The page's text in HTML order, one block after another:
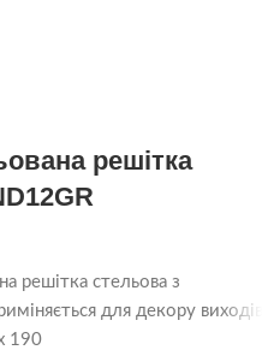
решітка
решітка стельова з
для декору виходів
190